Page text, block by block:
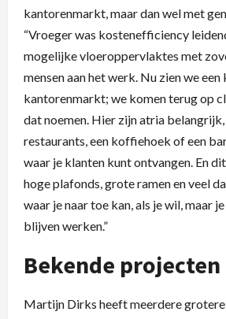
kantorenmarkt, maar dan wel met
“Vroeger was kostenefficiency
mogelijke vloeroppervlaktes met
mensen aan het werk. Nu zien we
kantorenmarkt; we komen terug op
dat noemen. Hier zijn atria
restaurants, een koffiehoek of een
waar je klanten kunt ontvangen. En
hoge plafonds, grote ramen en veel
waar je naar toe kan, als je wil, maar
blijven werken.”
Bekende projecten
Martijn Dirks heeft meerdere